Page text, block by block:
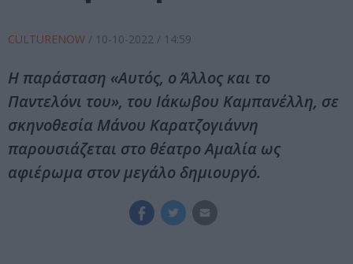
CULTURENOW / 10-10-2022 / 14:59
Η παράσταση «Αυτός, o Άλλος και το
Παντελόνι του», του Ιάκωβου Καμπανέλλη, σε
σκηνοθεσία Μάνου Καρατζογιάννη
παρουσιάζεται στο θέατρο Αμαλία ως
αφιέρωμα στον μεγάλο δημιουργό.